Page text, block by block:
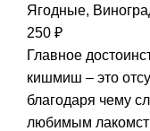
Ягодные,
250 ₽
Главное
кишмиш – это
благодаря чему
любимым